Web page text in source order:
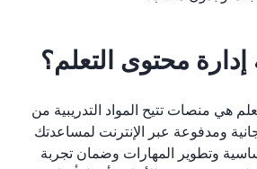
محتوى التعلم؟
هي منصات تتيح المواد التدريبية من
ومدفوعة عبر الإنترنت لمساعدتك
وتطوير المهارات وضمان تجربة